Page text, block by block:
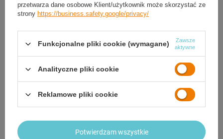
darmoWięcej informacji.
SZCZEGÓŁOWE DANE
GWARANCJA
OPINIE (0)
przetwarza dane osobowe Klient/użytkownik może skorzystać ze
strony https://business.safety.google/privacy/
Funkcjonalne pliki cookie (wymagane)
Zawsze
aktywne
Analityczne pliki cookie
Reklamowe pliki cookie
Potwierdzam wszystkie